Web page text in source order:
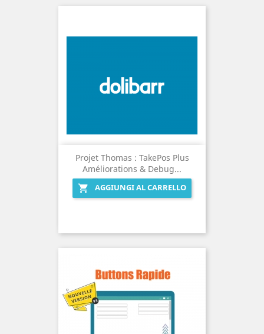
Projet Thomas : TakePos Plus
Améliorations & Debug...

AGGIUNGI AL CARRELLO